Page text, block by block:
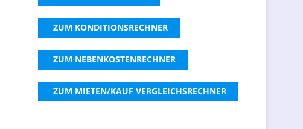
ZUM KONDITIONSRECHNER
ZUM NEBENKOSTENRECHNER
ZUM MIETEN/KAUF VERGLEICHSRECHNER